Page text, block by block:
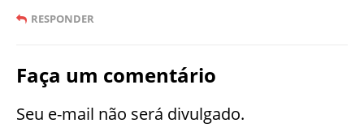
RESPONDER
Faça um comentário
Seu e-mail não será divulgado.